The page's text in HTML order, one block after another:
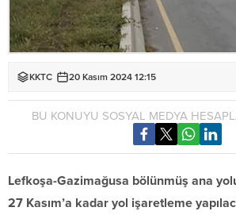
KKTC 20 Kasım 2024 12:15
BU KONUYU SOSYAL MEDYA
Lefkoşa-Gazimağusa bölünmüş ana
27 Kasım’a kadar yol işaretleme